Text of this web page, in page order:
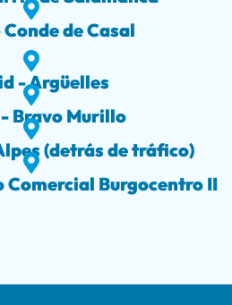
de Casal
- Argüelles
Bravo Murillo
(detrás de tráfico)
Comercial Burgocentro II